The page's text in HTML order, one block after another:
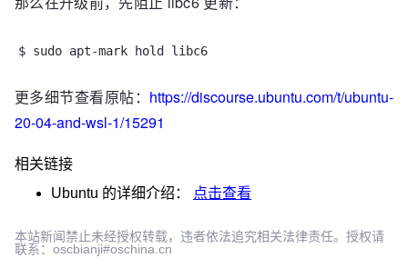
$ sudo apt-mark hold libc6
更多细节查看原帖： https://discourse.ubuntu.com/t/ubuntu-
20-04-and-wsl-1/15291
相关链接
Ubuntu 的详细介绍： 点击查看
本站新闻禁止未经授权转载，违者依法追究相关法律责任。授权请
联系：oscbianji#oschina.cn